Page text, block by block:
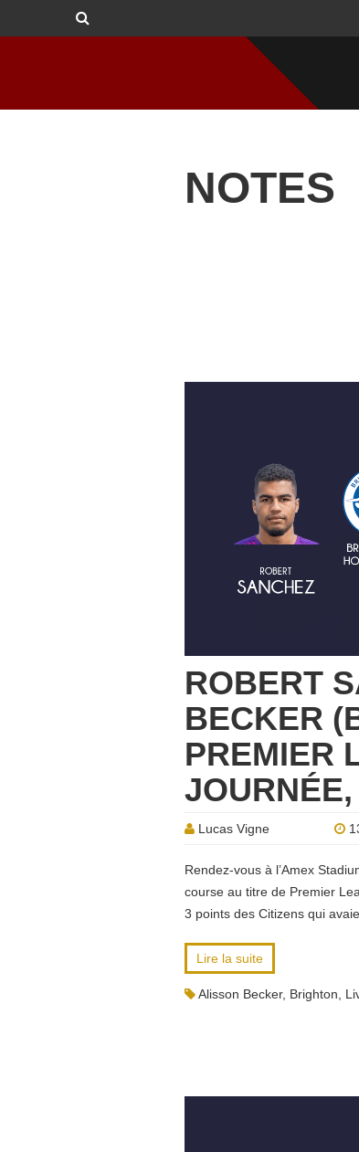
NOTES
ROBERT
BECKER
PREMIER
Lucas Vigne
Rendez-vous à l’Amex
course au titre de Premier
3 points des Citizens qui
Lire la suite
Alisson Becker, Brighton